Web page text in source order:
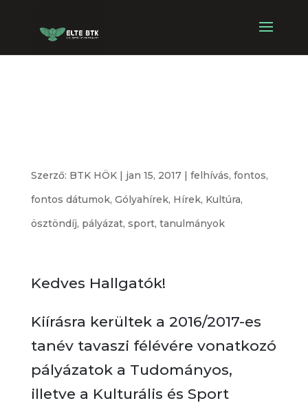
Szerző: BTK HÖK| jan 15, 2017| felhívás, fontos,
fontos dátumok, Gólyahírek, Hírek, Kultúra,
ösztöndíj, pályázat, sport, tanulmányok
Kedves Hallgatók!
Kiírásra kerültek a 2016/2017-es
tanév tavaszi félévére vonatkozó
pályázatok a Tudományos,
illetve a Kulturális és Sport